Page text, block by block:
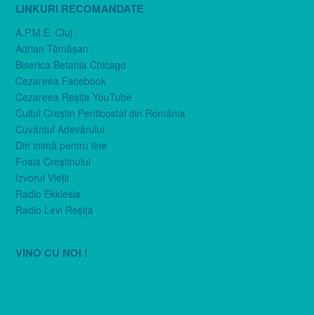
LINKURI RECOMANDATE
A.P.M.E. Cluj
Adrian Tămăşan
Biserica Betania Chicago
Cezareea Facebook
Cezareea Reşiţa YouTube
Cultul Creştin Penticostal din România
Cuvântul Adevărului
Din inimă pentru tine
Foaia Creştinului
Izvorul Vieţii
Radio Ekklesia
Radio Levi Reşiţa
VINO CU NOI !